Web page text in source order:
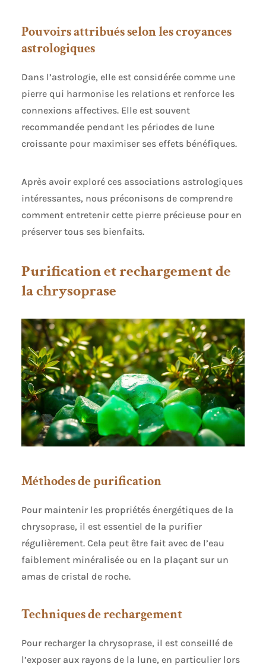
Pouvoirs attribués selon les croyances
astrologiques
Dans l’astrologie, elle est considérée comme une
pierre qui harmonise les relations et renforce les
connexions affectives. Elle est souvent
recommandée pendant les périodes de lune
croissante pour maximiser ses effets bénéfiques.
Après avoir exploré ces associations astrologiques
intéressantes, nous préconisons de comprendre
comment entretenir cette pierre précieuse pour en
préserver tous ses bienfaits.
Purification et rechargement de
la chrysoprase
Méthodes de purification
Pour maintenir les propriétés énergétiques de la
chrysoprase, il est essentiel de la purifier
régulièrement. Cela peut être fait avec de l’eau
faiblement minéralisée ou en la plaçant sur un
amas de cristal de roche.
Techniques de rechargement
Pour recharger la chrysoprase, il est conseillé de
l’exposer aux rayons de la lune, en particulier lors